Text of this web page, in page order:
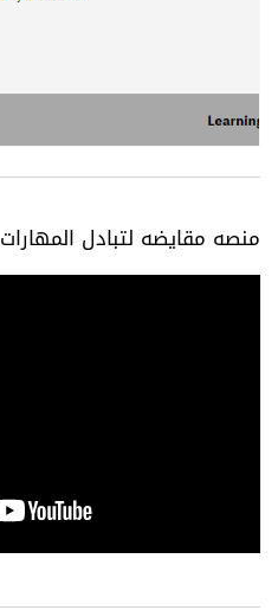
منصه مقايضه لتبادل المهارات